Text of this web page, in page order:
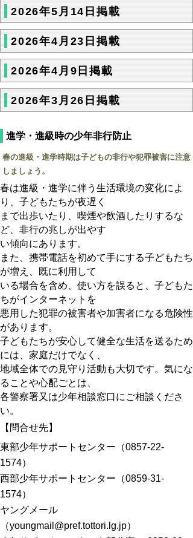
2026年5月14日掲載
2026年4月23日掲載
2026年4月9日掲載
2026年3月26日掲載
進学・進級時の少年非行防止
春の進級・進学時期は子どもの非行や犯罪被害に注意
しましょう。
春は進級・進学に伴う生活環境の変化によ
り、子どもたちが夜遅く
まで出歩いたり、喫煙や飲酒したりするな
ど、非行の兆しが出やす
い傾向にあります。
また、携帯電話を初めて手にする子どもたち
が増え、既に利用して
いる場合を含め、使い方を誤ると、子どもた
ちがインターネットを
悪用した犯罪の被害者や加害者になる危険性
があります。
子どもたちが安心して健全な生活を送るため
には、家庭だけでなく、
地域全体での見守り活動も大切です。気にな
ることや心配ごとは、
各警察署又は少年相談窓口にご相談くださ
い。
【問合せ先】
東部少年サポートセンター（0857-22-
1574）
西部少年サポートセンター（0859-31-
1574）
ヤングメール
（youngmail@pref.tottori.lg.jp）